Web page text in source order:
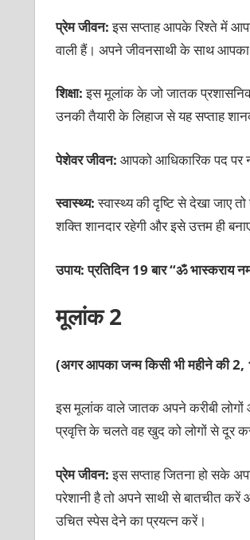
प्रेम जीवन:इस सप्ताह आपके रिश्ते में
वाली हैं। अपने जीवनसाथी के साथ आपका
शिक्षा:इस मूलांक के जो जातक प्रशासनिक
उनकी तैयारी के लिहाज से यह सप्ताह
पेशेवर जीवन: आपको आधिकारिक पद पर
स्वास्थ्य:स्वास्थ्य की दृष्टि से देखा जाए
शक्ति शानदार रहेगी और इसे उत्तम ही
उपाय:प्रतिदिन 19 बार “ॐ भास्कराय
मूलांक 2
(अगर आपका जन्म किसी भी महीने की
इस मूलांक वाले जातक अपने करीबी
प्रवृत्ति के चलते वह खुद को लोगों से दूर
प्रेम जीवन:इस सप्ताह जितना हो सके
परेशानी है तो अपने साथी से बातचीत
उचित स्पेस देने का प्रयत्न करें।